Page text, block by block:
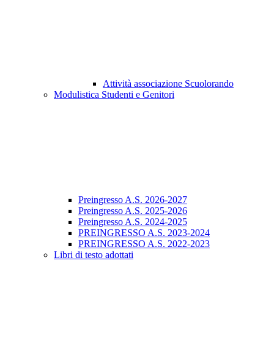
Attività associazione Scuolorando
Modulistica Studenti e Genitori
Preingresso A.S. 2026-2027
Preingresso A.S. 2025-2026
Preingresso A.S. 2024-2025
PREINGRESSO A.S. 2023-2024
PREINGRESSO A.S. 2022-2023
Libri di testo adottati